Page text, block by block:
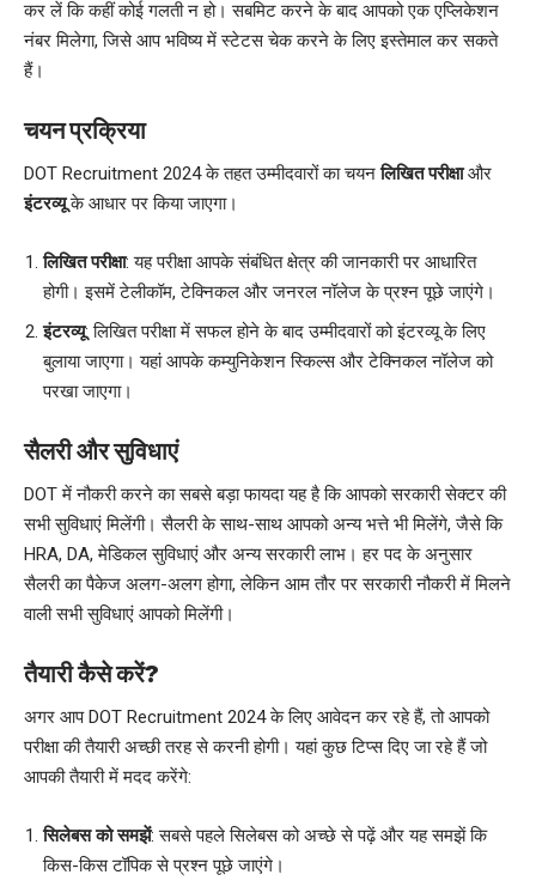
कर लें कि कहीं कोई गलती न हो। सबमिट करने के बाद आपको एक एप्लिकेशन
नंबर मिलेगा, जिसे आप भविष्य में स्टेटस चेक करने के लिए इस्तेमाल कर सकते
हैं।
चयन प्रक्रिया
DOT Recruitment 2024 के तहत उम्मीदवारों का चयनलिखित परीक्षाऔर
इंटरव्यूके आधार पर किया जाएगा।
लिखित परीक्षा: यह परीक्षा आपके संबंधित क्षेत्र की जानकारी पर आधारित
होगी। इसमें टेलीकॉम, टेक्निकल और जनरल नॉलेज के प्रश्न पूछे जाएंगे।
इंटरव्यू: लिखित परीक्षा में सफल होने के बाद उम्मीदवारों को इंटरव्यू के लिए
बुलाया जाएगा। यहां आपके कम्युनिकेशन स्किल्स और टेक्निकल नॉलेज को
परखा जाएगा।
सैलरी और सुविधाएं
DOT में नौकरी करने का सबसे बड़ा फायदा यह है कि आपको सरकारी सेक्टर की
सभी सुविधाएं मिलेंगी। सैलरी के साथ-साथ आपको अन्य भत्ते भी मिलेंगे, जैसे कि
HRA, DA, मेडिकल सुविधाएं और अन्य सरकारी लाभ। हर पद के अनुसार
सैलरी का पैकेज अलग-अलग होगा, लेकिन आम तौर पर सरकारी नौकरी में मिलने
वाली सभी सुविधाएं आपको मिलेंगी।
तैयारी कैसे करें?
अगर आप DOT Recruitment 2024 के लिए आवेदन कर रहे हैं, तो आपको
परीक्षा की तैयारी अच्छी तरह से करनी होगी। यहां कुछ टिप्स दिए जा रहे हैं जो
आपकी तैयारी में मदद करेंगे:
सिलेबस को समझें: सबसे पहले सिलेबस को अच्छे से पढ़ें और यह समझें कि
किस-किस टॉपिक से प्रश्न पूछे जाएंगे।